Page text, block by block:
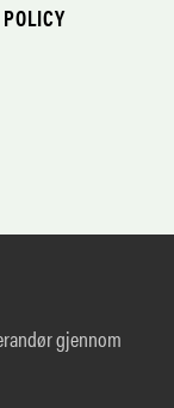
gjennom